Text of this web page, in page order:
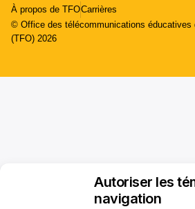
Autoriser les
navigation
À propos de TFOCarrières
© Office des télécommunications éducatives
(TFO) 2026